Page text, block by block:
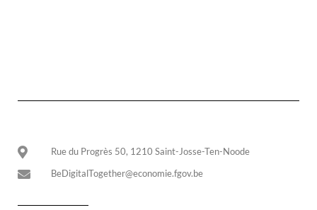
Rue du Progrès 50, 1210 Saint-Josse-Ten-Noode
BeDigitalTogether@economie.fgov.be